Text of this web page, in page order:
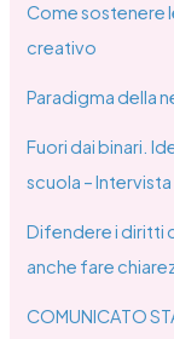
Come sostenere
creativo
Paradigma della
Fuori dai binari.
scuola –
Difendere i diritti
anche fare
COMUNICATO